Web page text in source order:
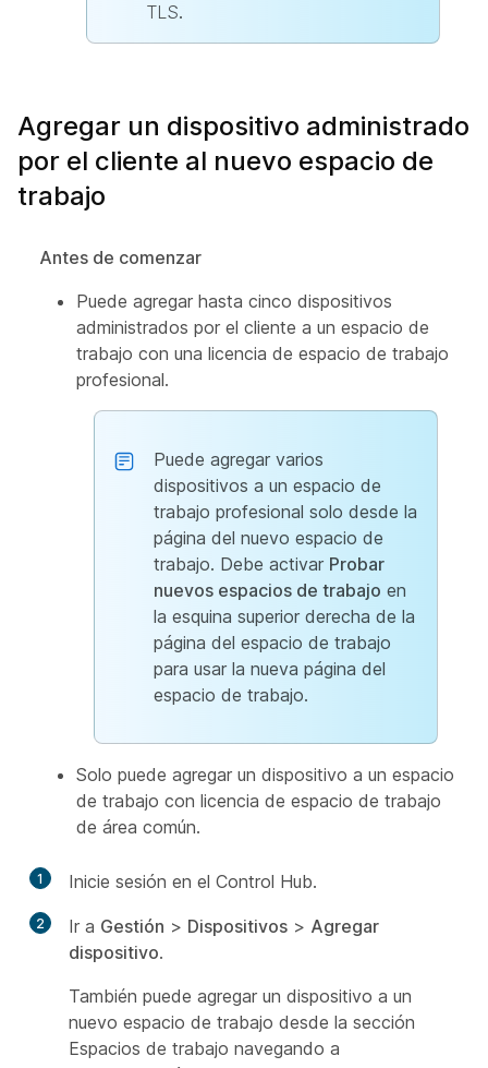
TLS.
Agregar un dispositivo administrado
por el cliente al nuevo espacio de
trabajo
Antes de comenzar
Puede agregar hasta cinco dispositivos
administrados por el cliente a un espacio de
trabajo con una licencia de espacio de trabajo
profesional.
Puede agregar varios
dispositivos a un espacio de
trabajo profesional solo desde la
página del nuevo espacio de
trabajo. Debe activar Probar
nuevos espacios de trabajo en
la esquina superior derecha de la
página del espacio de trabajo
para usar la nueva página del
espacio de trabajo.
Solo puede agregar un dispositivo a un espacio
de trabajo con licencia de espacio de trabajo
de área común.
1 Inicie sesión en el Control Hub.
2 Ir a Gestión > Dispositivos > Agregar
dispositivo.
También puede agregar un dispositivo a un
nuevo espacio de trabajo desde la sección
Espacios de trabajo navegando a